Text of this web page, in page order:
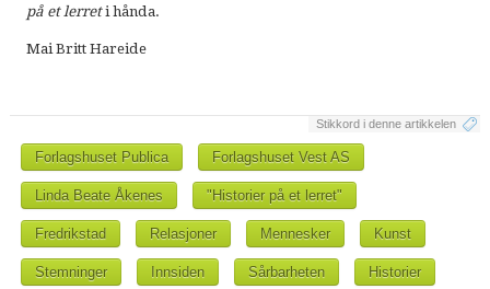
på et lerreti hånda.
Mai Britt Hareide
Stikkord i denne artikkelen
Forlagshuset Publica Forlagshuset Vest AS
Linda Beate Åkenes "Historier på et lerret"
Fredrikstad Relasjoner Mennesker Kunst
Stemninger Innsiden Sårbarheten Historier